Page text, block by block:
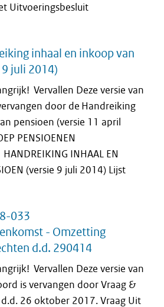
Uitvoeringsbesluit
inhaal en inkoop van
juli 2014)
Vervallen Deze versie van
door de Handreiking
pensioen (versie 11 april
PENSIOENEN
INHAAL EN
(versie 9 juli 2014) Lijst
033
- Omzetting
d.d. 290414
Vervallen Deze versie van
is vervangen door Vraag &
26 oktober 2017. Vraag Uit